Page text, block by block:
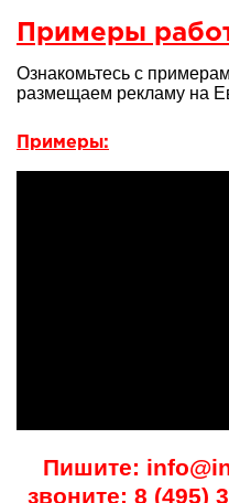
Примеры
Ознакомьтесь с
размещаем рекламу на
Примеры:
Пишите:
звоните: 8 (495)